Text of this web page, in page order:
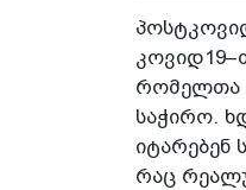
რომელთა
საჭირო.
იტარებენ
რაც